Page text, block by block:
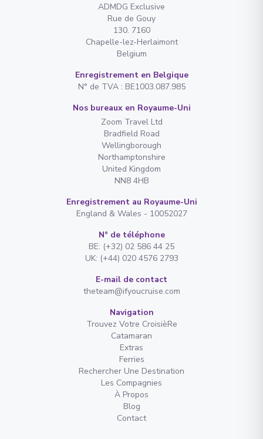
ADMDG Exclusive
Rue de Gouy
130. 7160
Chapelle-lez-Herlaimont
Belgium
Enregistrement en Belgique
N° de TVA : BE1003.087.985
Nos bureaux en Royaume-Uni
Zoom Travel Ltd
Bradfield Road
Wellingborough
Northamptonshire
United Kingdom
NN8 4HB
Enregistrement au Royaume-Uni
England & Wales - 10052027
N° de téléphone
BE: (+32) 02 586 44 25
UK: (+44) 020 4576 2793
E-mail de contact
theteam@ifyoucruise.com
Navigation
Trouvez Votre CroisièRe
Catamaran
Extras
Ferries
Rechercher Une Destination
Les Compagnies
À Propos
Blog
Contact